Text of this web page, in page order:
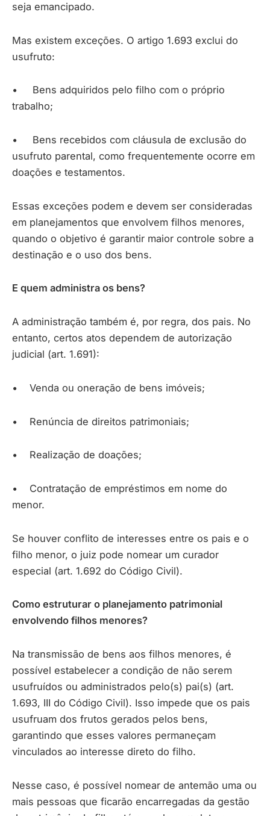
seja emancipado.
Mas existem exceções. O artigo 1.693 exclui do
usufruto:
• Bens adquiridos pelo filho com o próprio
trabalho;
• Bens recebidos com cláusula de exclusão do
usufruto parental, como frequentemente ocorre em
doações e testamentos.
Essas exceções podem e devem ser consideradas
em planejamentos que envolvem filhos menores,
quando o objetivo é garantir maior controle sobre a
destinação e o uso dos bens.
E quem administra os bens?
A administração também é, por regra, dos pais. No
entanto, certos atos dependem de autorização
judicial (art. 1.691):
• Venda ou oneração de bens imóveis;
• Renúncia de direitos patrimoniais;
• Realização de doações;
• Contratação de empréstimos em nome do
menor.
Se houver conflito de interesses entre os pais e o
filho menor, o juiz pode nomear um curador
especial (art. 1.692 do Código Civil).
Como estruturar o planejamento patrimonial
envolvendo filhos menores?
Na transmissão de bens aos filhos menores, é
possível estabelecer a condição de não serem
usufruídos ou administrados pelo(s) pai(s) (art.
1.693, III do Código Civil). Isso impede que os pais
usufruam dos frutos gerados pelos bens,
garantindo que esses valores permaneçam
vinculados ao interesse direto do filho.
Nesse caso, é possível nomear de antemão uma ou
mais pessoas que ficarão encarregadas da gestão